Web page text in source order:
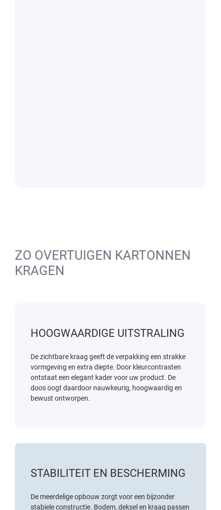
ZO OVERTUIGEN KARTONNEN
KRAGEN
HOOGWAARDIGE UITSTRALING
De zichtbare kraag geeft de verpakking een strakke
vormgeving en extra diepte. Door kleurcontrasten
ontstaat een elegant kader voor uw product. De
doos oogt daardoor nauwkeurig, hoogwaardig en
bewust ontworpen.
STABILITEIT EN BESCHERMING
De meerdelige opbouw zorgt voor een bijzonder
stabiele constructie. Bodem, deksel en kraag passen